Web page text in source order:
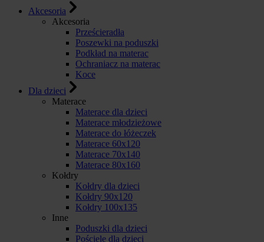
Akcesoria
Akcesoria
Prześcieradła
Poszewki na poduszki
Podkład na materac
Ochraniacz na materac
Koce
Dla dzieci
Materace
Materace dla dzieci
Materace młodzieżowe
Materace do łóżeczek
Materace 60x120
Materace 70x140
Materace 80x160
Kołdry
Kołdry dla dzieci
Kołdry 90x120
Kołdry 100x135
Inne
Poduszki dla dzieci
Pościele dla dzieci